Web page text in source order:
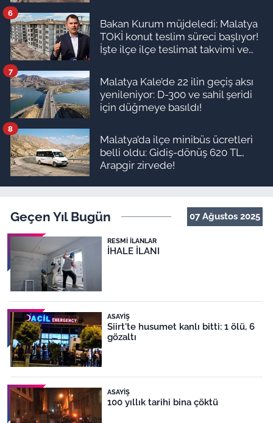
Bakan Kurum müjdeledi: Malatya
TOKİ konut teslim süreci başlıyor!
İşte ilçe ilçe teslimat takvimi ve
6
Malatya Kale’de 22 ilin geçiş aksı
yenileniyor: D-300 ve sahil şeridi
için düğmeye basıldı!
7
Malatya’da ilçe minibüs ücretleri
belli oldu: Gidiş-dönüş 620 TL,
Arapgir zirvede!
8
Geçen Yıl Bugün 07 Ağustos 2025
RESMI İLANLAR
İHALE İLANI
ASAYIŞ
Siirt'te husumet kanlı bitti: 1 ölü, 6
gözaltı
ASAYIŞ
100 yıllık tarihi bina çöktü